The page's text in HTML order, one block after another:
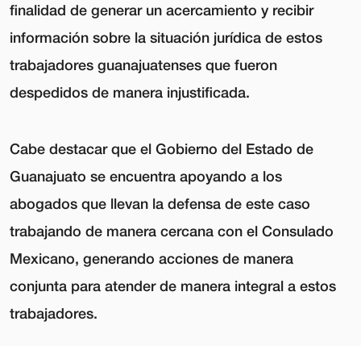
finalidad de generar un acercamiento y recibir
información sobre la situación jurídica de estos
trabajadores guanajuatenses que fueron
despedidos de manera injustificada.
Cabe destacar que el Gobierno del Estado de
Guanajuato se encuentra apoyando a los
abogados que llevan la defensa de este caso
trabajando de manera cercana con el Consulado
Mexicano, generando acciones de manera
conjunta para atender de manera integral a estos
trabajadores.